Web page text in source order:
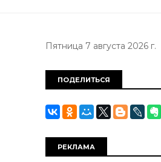
Пятница 7 августа 2026 г.
ПОДЕЛИТЬСЯ
РЕКЛАМА